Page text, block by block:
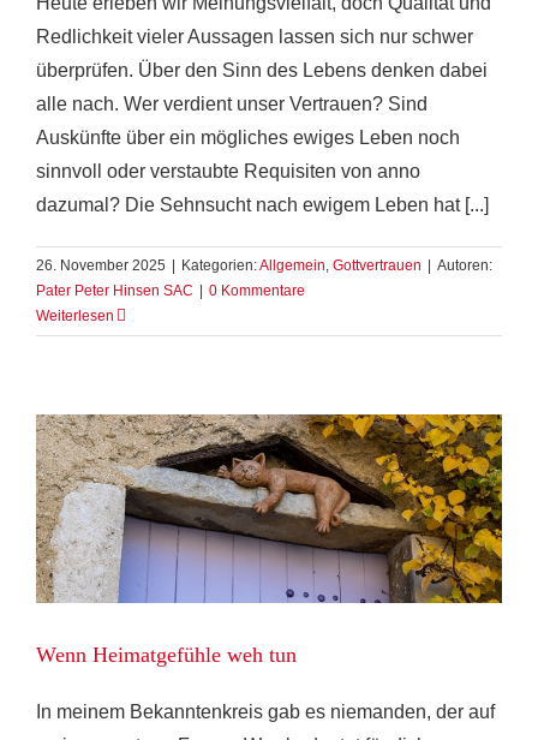
Redlichkeit vieler Aussagen lassen sich nur schwer
überprüfen. Über den Sinn des Lebens denken dabei
alle nach. Wer verdient unser Vertrauen? Sind
Auskünfte über ein mögliches ewiges Leben noch
sinnvoll oder verstaubte Requisiten von anno
dazumal? Die Sehnsucht nach ewigem Leben hat [...]
26. November 2025 | Kategorien:Allgemein Gottvertrauen | Autoren:
Pater Peter Hinsen SAC | 0 Kommentare
Weiterlesen
Wenn Heimatgefühle weh tun
In meinem Bekanntenkreis gab es niemanden, der auf